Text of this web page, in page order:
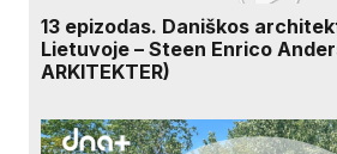
13 epizodas. Daniškos
Lietuvoje – Steen Enrico
ARKITEKTER)